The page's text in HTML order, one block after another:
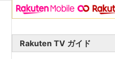
Rakuten TV ガイド